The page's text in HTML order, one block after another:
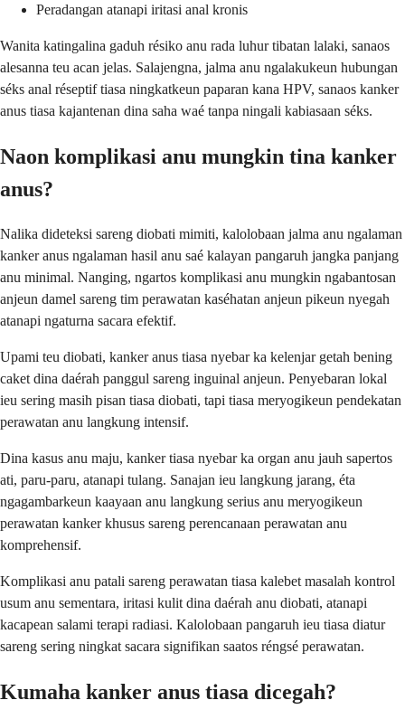
Peradangan atanapi iritasi anal kronis
Wanita katingalina gaduh résiko anu rada luhur tibatan lalaki, sanaos
alesanna teu acan jelas. Salajengna, jalma anu ngalakukeun hubungan
séks anal réseptif tiasa ningkatkeun paparan kana HPV, sanaos kanker
anus tiasa kajantenan dina saha waé tanpa ningali kabiasaan séks.
Naon komplikasi anu mungkin tina kanker
anus?
Nalika dideteksi sareng diobati mimiti, kalolobaan jalma anu ngalaman
kanker anus ngalaman hasil anu saé kalayan pangaruh jangka panjang
anu minimal. Nanging, ngartos komplikasi anu mungkin ngabantosan
anjeun damel sareng tim perawatan kaséhatan anjeun pikeun nyegah
atanapi ngaturna sacara efektif.
Upami teu diobati, kanker anus tiasa nyebar ka kelenjar getah bening
caket dina daérah panggul sareng inguinal anjeun. Penyebaran lokal
ieu sering masih pisan tiasa diobati, tapi tiasa meryogikeun pendekatan
perawatan anu langkung intensif.
Dina kasus anu maju, kanker tiasa nyebar ka organ anu jauh sapertos
ati, paru-paru, atanapi tulang. Sanajan ieu langkung jarang, éta
ngagambarkeun kaayaan anu langkung serius anu meryogikeun
perawatan kanker khusus sareng perencanaan perawatan anu
komprehensif.
Komplikasi anu patali sareng perawatan tiasa kalebet masalah kontrol
usum anu sementara, iritasi kulit dina daérah anu diobati, atanapi
kacapean salami terapi radiasi. Kalolobaan pangaruh ieu tiasa diatur
sareng sering ningkat sacara signifikan saatos réngsé perawatan.
Kumaha kanker anus tiasa dicegah?